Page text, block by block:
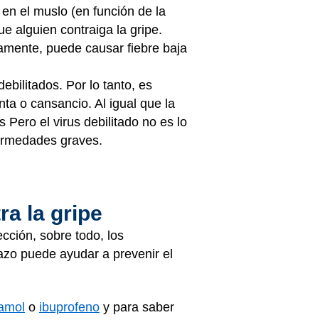
el muslo (en función de la
alguien contraiga la gripe.
puede causar fiebre baja
Por lo tanto, es
o cansancio. Al igual que la
Pero el virus debilitado no es lo
graves.
la gripe
sobre todo, los
puede ayudar a prevenir el
o ibuprofeno y para saber